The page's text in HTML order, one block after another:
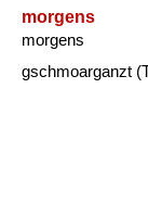
morgens
morgens
gschmoarganzt